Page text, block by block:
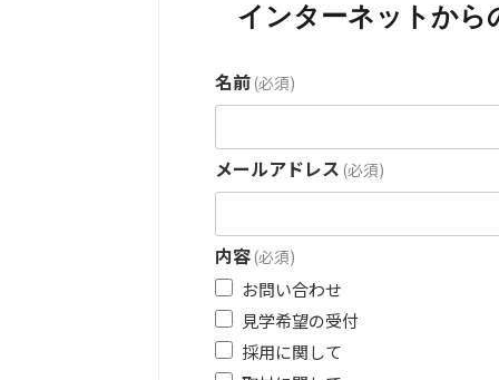
インターネットから
名前(必須)
メールアドレス (必須)
内容(必須)
お問い合わせ
見学希望の受付
採用に関して